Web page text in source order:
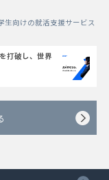
生向けの就活支援サービス
打破し、世界